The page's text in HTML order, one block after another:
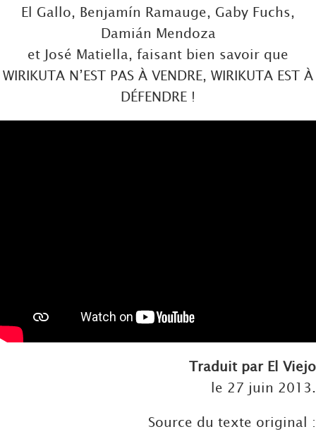
El Gallo, Benjamín Ramauge, Gaby Fuchs,
Damián Mendoza
et José Matiella, faisant bien savoir que
WIRIKUTA N’EST PAS À VENDRE, WIRIKUTA EST À
DÉFENDRE !
Traduit par El Viejo
le 27 juin 2013.
Source du texte original :